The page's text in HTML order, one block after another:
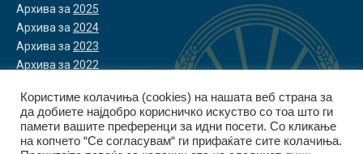
in
new
window
in
new
window
in
new
windowwindow
Архива за 2025
Архива за 2024
Архива за 2023
Архива за2022
Користиме колачиња (cookies) на нашата веб страна за
да добиете најдобро корисничко искуство со тоа што ги
памети вашите преференци за идни посети. Со кликање
на копчето “Се согласувам“ ги прифаќате сите колачиња.